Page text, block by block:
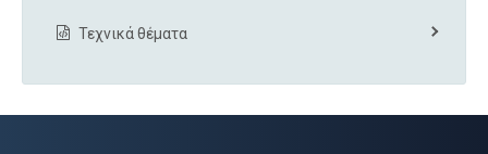
Τεχνικά θέματα